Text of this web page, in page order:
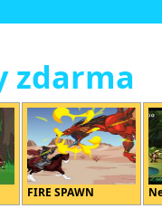
zdarma
FIRE SPAWN